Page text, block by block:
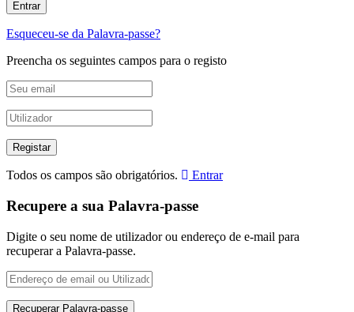
Esqueceu-se da Palavra-passe?
Preencha os seguintes campos para o registo
Todos os campos são obrigatórios. Entrar
Recupere a sua Palavra-passe
Digite o seu nome de utilizador ou endereço de e-mail para
recuperar a Palavra-passe.